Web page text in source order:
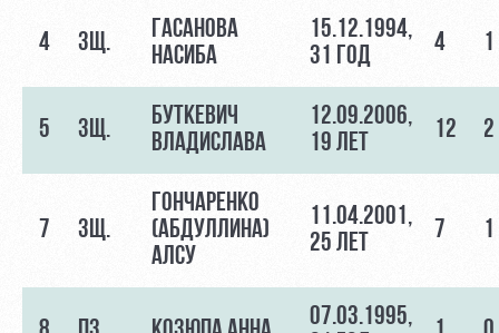
4 ЗЩ.
ГАСАНОВА
НАСИБА
15.12.1994,
31 ГОД
4 1
5 ЗЩ.
БУТКЕВИЧ
ВЛАДИСЛАВА
12.09.2006,
19 ЛЕТ
12 2
7 ЗЩ.
ГОНЧАРЕНКО
(АБДУЛЛИНА)
АЛСУ
11.04.2001,
25 ЛЕТ
7 1
07.03.1995,